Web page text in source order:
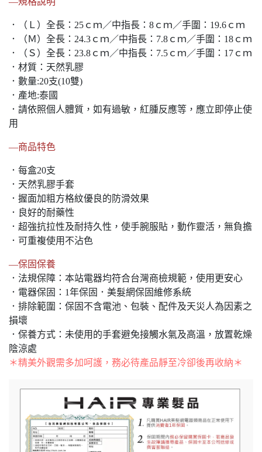
．（Ｌ）全長：25ｃｍ／中指長：8ｃｍ／手圍：19.6ｃｍ
．（Ｍ）全長：24.3ｃｍ／中指長：7.8ｃｍ／手圍：18ｃｍ
．（Ｓ）全長：23.8ｃｍ／中指長：7.5ｃｍ／手圍：17ｃｍ
．材質：天然乳膠
．數量:20支(10雙)
．產地:泰國
．請依照個人體質，如有過敏，紅腫反應等，應立即停止使
用
—商品特色
．每盒20支
．天然乳膠手套
．握面加粗方格紋優良的防滑效果
．良好的耐藥性
．超強抗拉性及耐持久性，使手腕服貼，動作靈活，無負擔
．可重複使用不沾色
—保固保養
．法規保障：本站電器均符合台灣商檢規範，使用更安心
．電器保固：1年保固．美髮網保固維修系統
．排除範圍：保固不含電池、包裝、配件及天災人為因素之
損壞
．保養方式：未使用的手套避免接觸水氣及高溫，放置乾燥
陰涼處
＊精美外觀需多加呵護，務必待產品靜至冷卻後再收納＊